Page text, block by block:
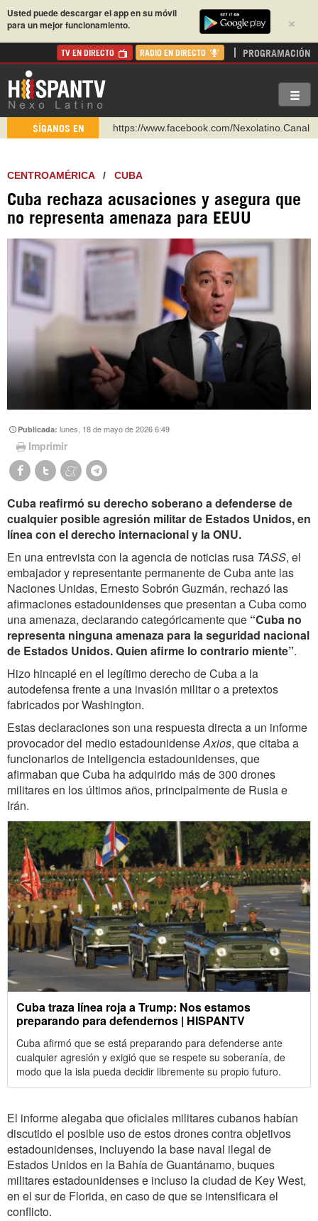
×
Usted puede descargar el app en su móvil
para un mejor funcionamiento.
TV EN DIRECTO RADIO EN DIRECTO PROGRAMACIÓN
SÍGANOS EN
https://www.facebook.com/Nexolatino.Canal
http://twitter.com/nexo_latino
https://t.me/hispantvcanal
https://urmedium.com/c/hispantv
Instagram como: hispan_tv
CENTROAMÉRICA/ CUBA
Cuba rechaza acusaciones y asegura que
no representa amenaza para EEUU
Publicada:lunes, 18 de mayo de 2026 6:49
Imprimir
Cuba reafirmó su derecho soberano a defenderse de
cualquier posible agresión militar de Estados Unidos, en
línea con el derecho internacional y la ONU.
En una entrevista con la agencia de noticias rusa TASS, el
embajador y representante permanente de Cuba ante las
Naciones Unidas, Ernesto Sobrón Guzmán, rechazó las
afirmaciones estadounidenses que presentan a Cuba como
una amenaza, declarando categóricamente que “Cuba no
representa ninguna amenaza para la seguridad nacional
de Estados Unidos. Quien afirme lo contrario miente”.
Hizo hincapié en el legítimo derecho de Cuba a la
autodefensa frente a una invasión militar o a pretextos
fabricados por Washington.
Estas declaraciones son una respuesta directa a un informe
provocador del medio estadounidenseAxios, que citaba a
funcionarios de inteligencia estadounidenses, que
afirmaban que Cuba ha adquirido más de 300 drones
militares en los últimos años, principalmente de Rusia e
Irán.
Cuba traza línea roja a Trump: Nos estamos
preparando para defendernos | HISPANTV
Cuba afirmó que se está preparando para defenderse ante
cualquier agresión y exigió que se respete su soberanía, de
modo que la isla pueda decidir libremente su propio futuro.
El informe alegaba que oficiales militares cubanos habían
discutido el posible uso de estos drones contra objetivos
estadounidenses, incluyendo la base naval ilegal de
Estados Unidos en la Bahía de Guantánamo, buques
militares estadounidenses e incluso la ciudad de Key West,
en el sur de Florida, en caso de que se intensificara el
conflicto.